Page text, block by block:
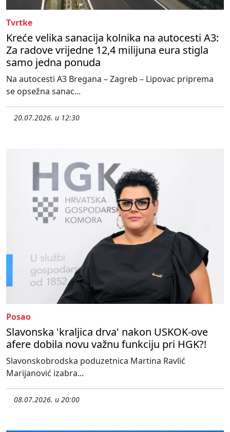
Tvrtke
Kreće velika sanacija kolnika na autocesti A3:
Za radove vrijedne 12,4 milijuna eura stigla
samo jedna ponuda
Na autocesti A3 Bregana – Zagreb – Lipovac priprema
se opsežna sanac...
20.07.2026. u 12:30
Posao
Slavonska 'kraljica drva' nakon USKOK-ove
afere dobila novu važnu funkciju pri HGK?!
Slavonskobrodska poduzetnica Martina Ravlić
Marijanović izabra...
08.07.2026. u 20:00